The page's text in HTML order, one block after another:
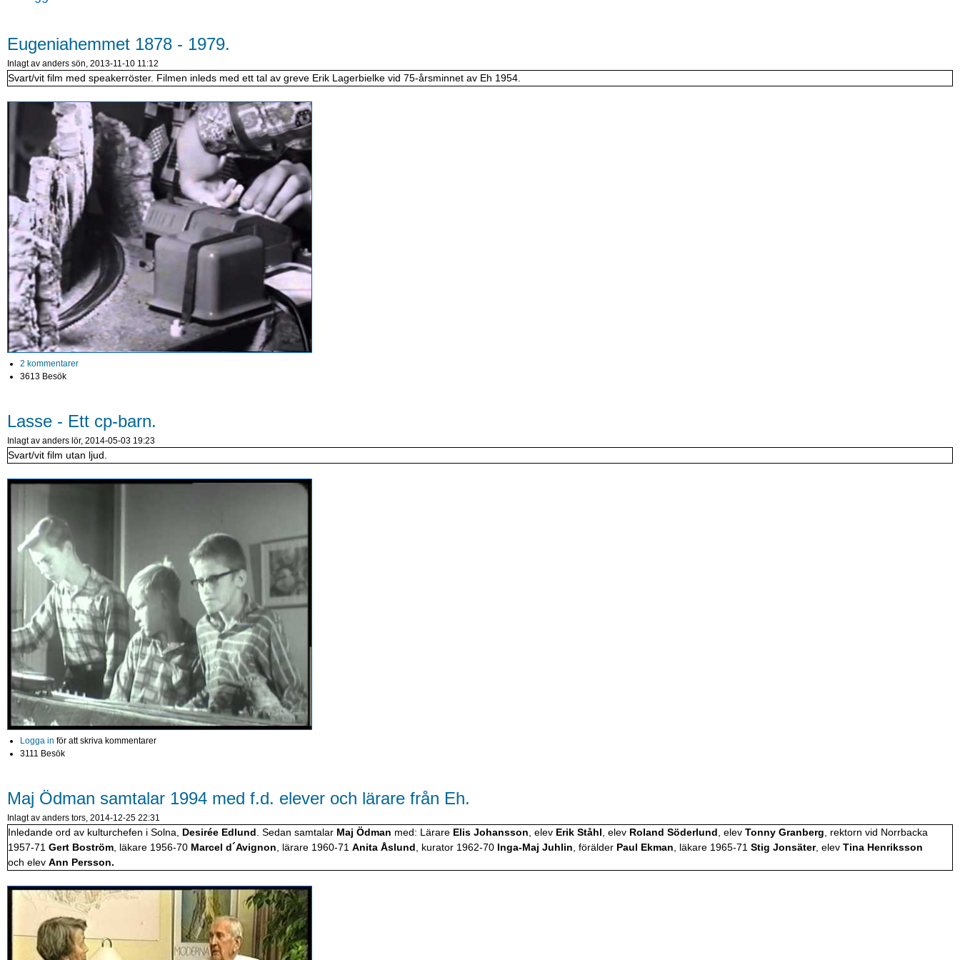
Eugeniahemmet 1878 - 1979.
Inlagt av anders sön, 2013-11-10 11:12
Svart/vit film med speakerröster. Filmen inleds med ett tal av greve Erik Lagerbielke vid 75-årsminnet av Eh 1954.
2 kommentarer
3613 Besök
Lasse - Ett cp-barn.
Inlagt av anders lör, 2014-05-03 19:23
Svart/vit film utan ljud.
Logga in för att skriva kommentarer
3111 Besök
Maj Ödman samtalar 1994 med f.d. elever och lärare från Eh.
Inlagt av anders tors, 2014-12-25 22:31
Inledande ord av kulturchefen i Solna, Desirée Edlund . Sedan samtalar Maj Ödman med: Lärare Elis Johansson , elev Erik Ståhl , elev Roland Söderlund , elev Tonny Granberg , rektorn vid Norrbacka
1957-71 Gert Boström , läkare 1956-70 Marcel d´Avignon , lärare 1960-71 Anita Åslund , kurator 1962-70 Inga-Maj Juhlin , förälder Paul Ekman , läkare 1965-71 Stig Jonsäter, elev Tina Henriksson
och elev Ann Persson.